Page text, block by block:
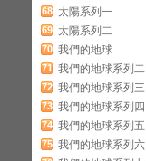
68 太陽系列一
69 太陽系列二
70 我們的地球
71 我們的地球系列二
72 我們的地球系列三
73 我們的地球系列四
74 我們的地球系列五
75 我們的地球系列六